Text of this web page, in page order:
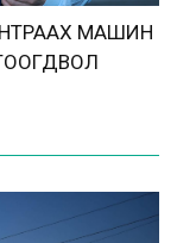
МАШИН